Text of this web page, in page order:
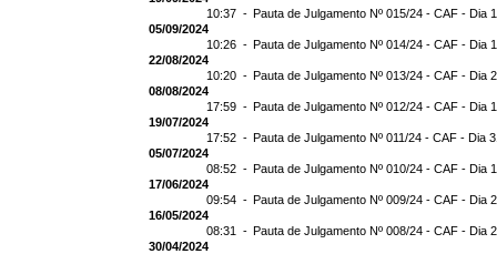
10:37 - Pauta de Julgamento Nº 015/24 - CAF - Dia
05/09/2024
10:26 - Pauta de Julgamento Nº 014/24 - CAF - Dia
22/08/2024
10:20 - Pauta de Julgamento Nº 013/24 - CAF - Dia
08/08/2024
17:59 - Pauta de Julgamento Nº 012/24 - CAF - Dia
19/07/2024
17:52 - Pauta de Julgamento Nº 011/24 - CAF - Dia
05/07/2024
08:52 - Pauta de Julgamento Nº 010/24 - CAF - Dia
17/06/2024
09:54 - Pauta de Julgamento Nº 009/24 - CAF - Dia
16/05/2024
08:31 - Pauta de Julgamento Nº 008/24 - CAF - Dia
30/04/2024